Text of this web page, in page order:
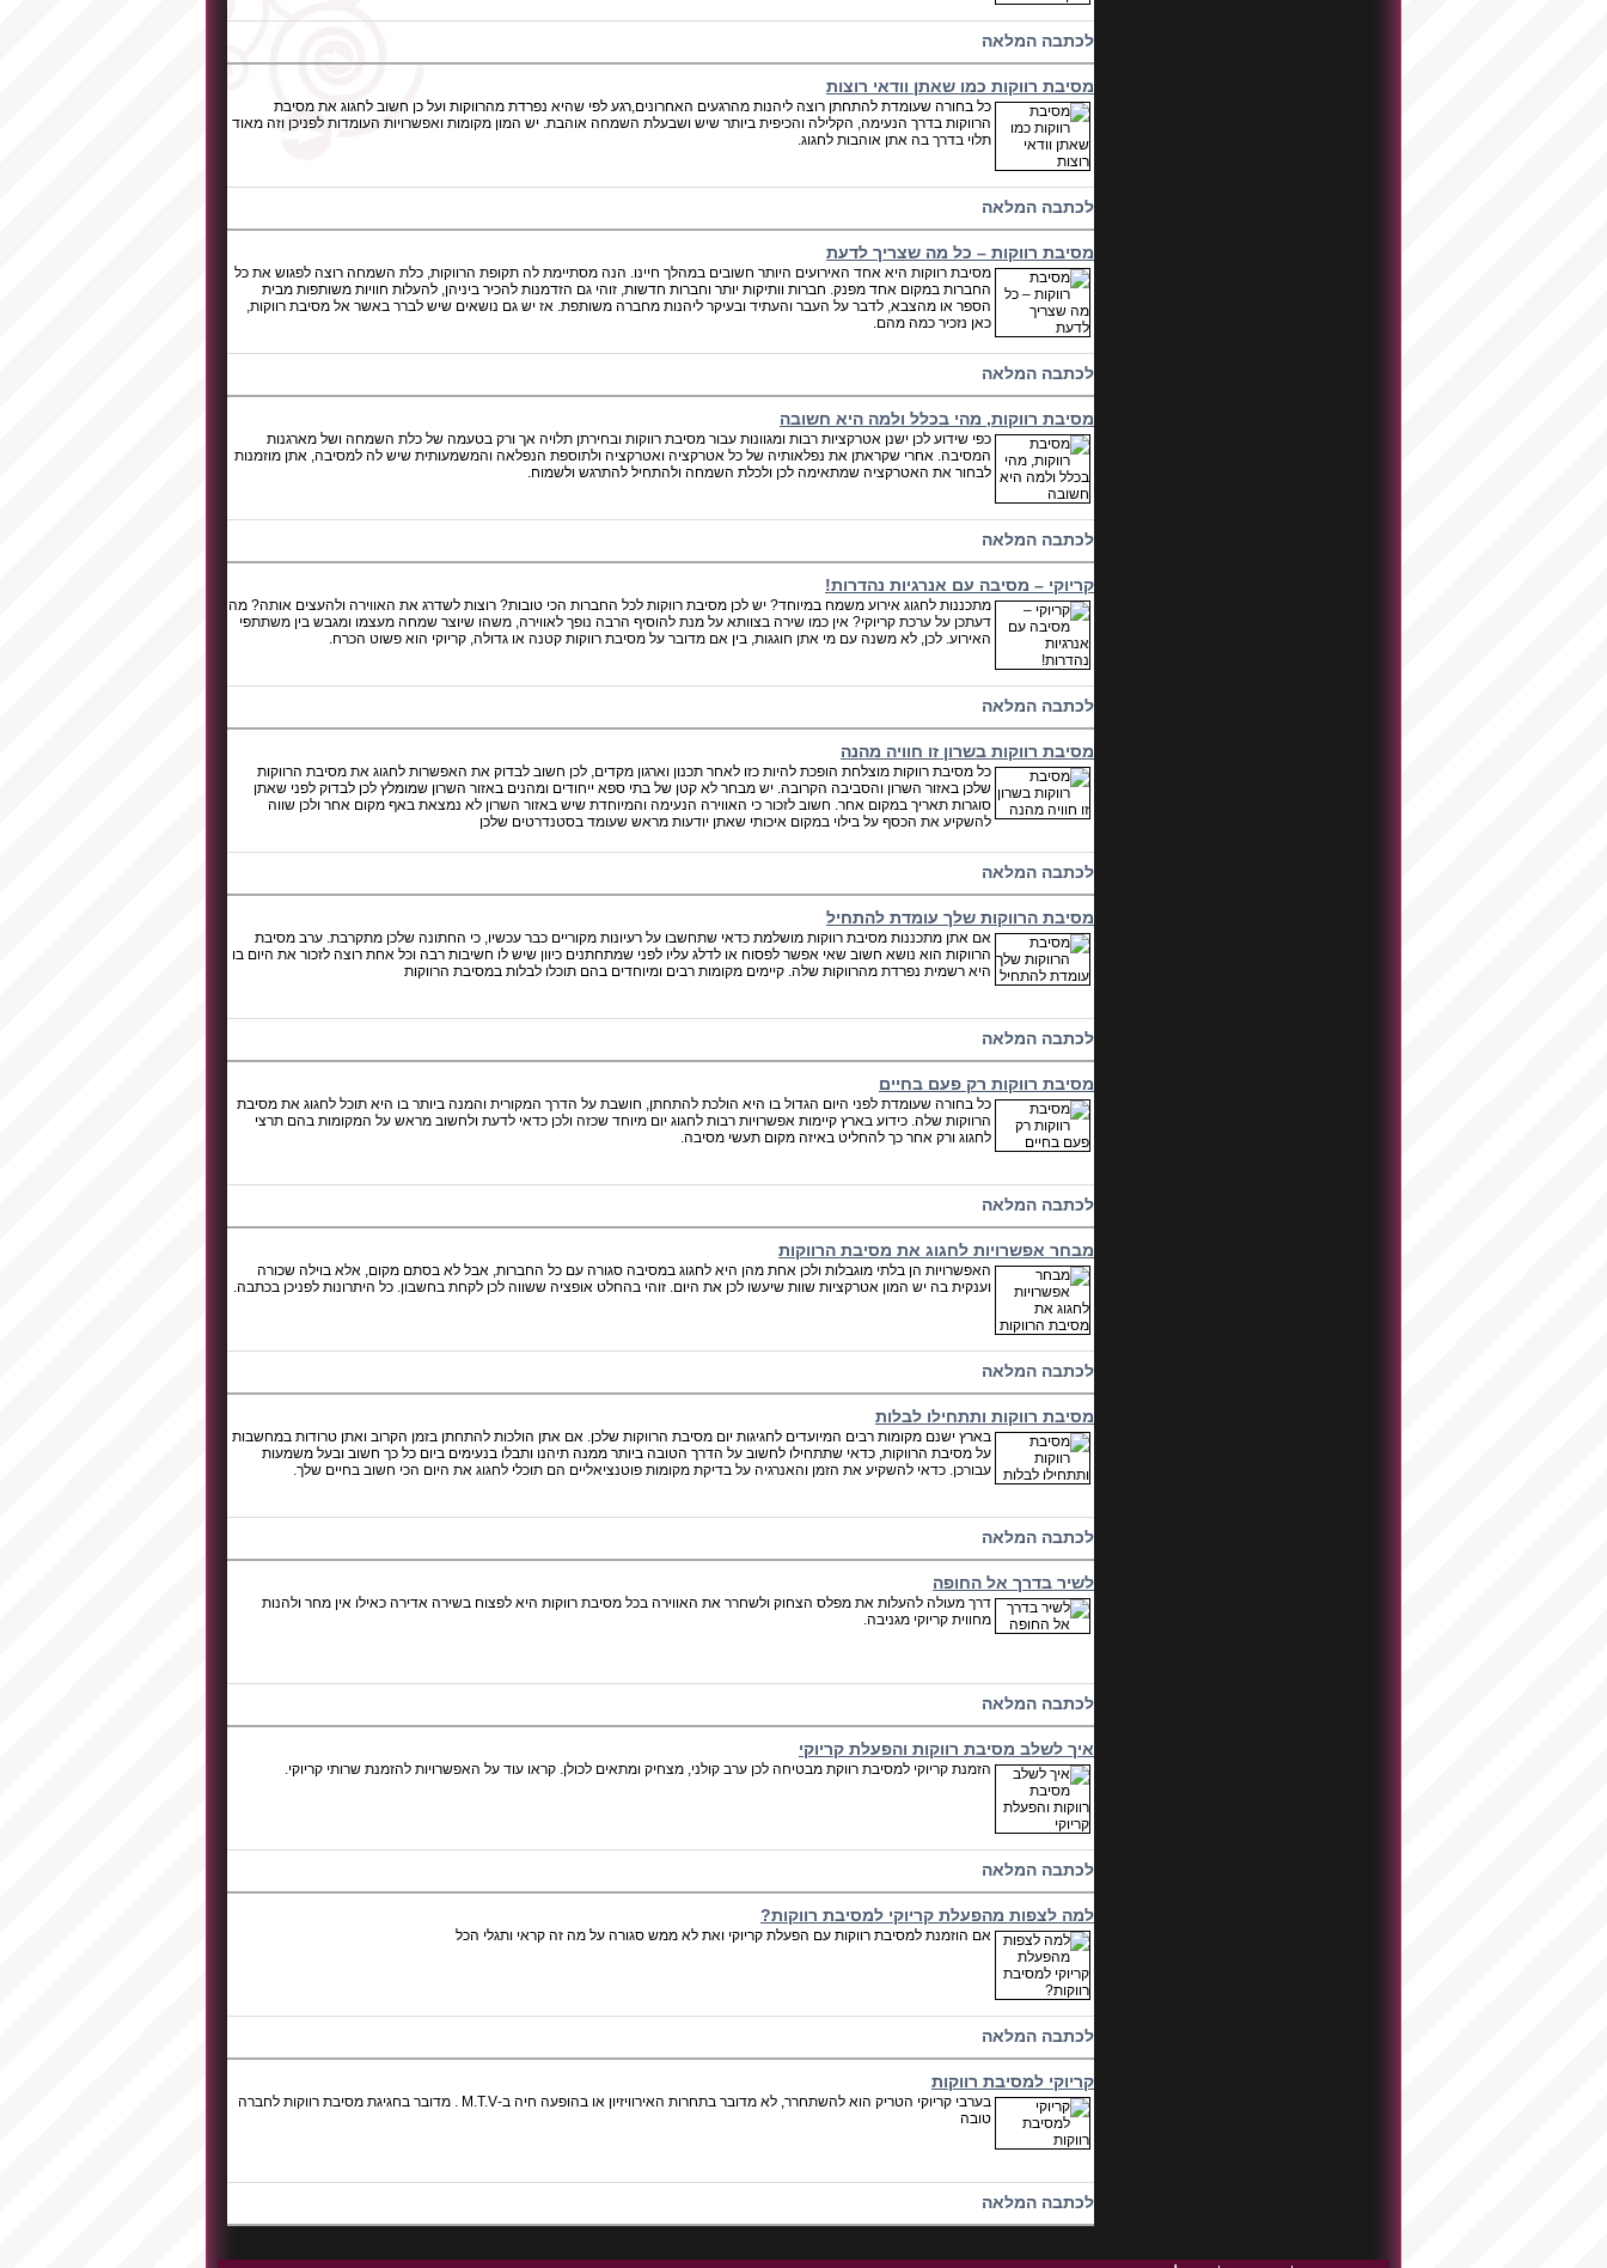
לכתבה המלאה
מסיבת רווקות כמו שאתן וודאי רוצות
כל בחורה שעומדת להתחתן רוצה ליהנות מהרגעים האחרונים,רגע לפי שהיא נפרדת מהרווקות ועל כן חשוב לחגוג את מסיבת
הרווקות בדרך הנעימה, הקלילה והכיפית ביותר שיש ושבעלת השמחה אוהבת. יש המון מקומות ואפשרויות העומדות לפניכן וזה מאוד
תלוי בדרך בה אתן אוהבות לחגוג.
לכתבה המלאה
מסיבת רווקות – כל מה שצריך לדעת
מסיבת רווקות היא אחד האירועים היותר חשובים במהלך חיינו. הנה מסתיימת לה תקופת הרווקות, כלת השמחה רוצה לפגוש את כל
החברות במקום אחד מפנק. חברות וותיקות יותר וחברות חדשות, זוהי גם הזדמנות להכיר ביניהן, להעלות חוויות משותפות מבית
הספר או מהצבא, לדבר על העבר והעתיד ובעיקר ליהנות מחברה משותפת. אז יש גם נושאים שיש לברר באשר אל מסיבת רווקות,
כאן נזכיר כמה מהם.
לכתבה המלאה
מסיבת רווקות, מהי בכלל ולמה היא חשובה
כפי שידוע לכן ישנן אטרקציות רבות ומגוונות עבור מסיבת רווקות ובחירתן תלויה אך ורק בטעמה של כלת השמחה ושל מארגנות
המסיבה. אחרי שקראתן את נפלאותיה של כל אטרקציה ואטרקציה ולתוספת הנפלאה והמשמעותית שיש לה למסיבה, אתן מוזמנות
לבחור את האטרקציה שמתאימה לכן ולכלת השמחה ולהתחיל להתרגש ולשמוח.
לכתבה המלאה
קריוקי – מסיבה עם אנרגיות נהדרות!
מתכננות לחגוג אירוע משמח במיוחד? יש לכן מסיבת רווקות לכל החברות הכי טובות? רוצות לשדרג את האווירה ולהעצים אותה? מה
דעתכן על ערכת קריוקי? אין כמו שירה בצוותא על מנת להוסיף הרבה נופך לאווירה, משהו שיוצר שמחה מעצמו ומגבש בין משתתפי
האירוע. לכן, לא משנה עם מי אתן חוגגות, בין אם מדובר על מסיבת רווקות קטנה או גדולה, קריוקי הוא פשוט הכרח.
לכתבה המלאה
מסיבת רווקות בשרון זו חוויה מהנה
כל מסיבת רווקות מוצלחת הופכת להיות כזו לאחר תכנון וארגון מקדים, לכן חשוב לבדוק את האפשרות לחגוג את מסיבת הרווקות
שלכן באזור השרון והסביבה הקרובה. יש מבחר לא קטן של בתי ספא ייחודים ומהנים באזור השרון שמומלץ לכן לבדוק לפני שאתן
סוגרות תאריך במקום אחר. חשוב לזכור כי האווירה הנעימה והמיוחדת שיש באזור השרון לא נמצאת באף מקום אחר ולכן שווה
להשקיע את הכסף על בילוי במקום איכותי שאתן יודעות מראש שעומד בסטנדרטים שלכן
לכתבה המלאה
מסיבת הרווקות שלך עומדת להתחיל
אם אתן מתכננות מסיבת רווקות מושלמת כדאי שתחשבו על רעיונות מקוריים כבר עכשיו, כי החתונה שלכן מתקרבת. ערב מסיבת
הרווקות הוא נושא חשוב שאי אפשר לפסוח או לדלג עליו לפני שמתחתנים כיוון שיש לו חשיבות רבה וכל אחת רוצה לזכור את היום בו
היא רשמית נפרדת מהרווקות שלה. קיימים מקומות רבים ומיוחדים בהם תוכלו לבלות במסיבת הרווקות
לכתבה המלאה
מסיבת רווקות רק פעם בחיים
כל בחורה שעומדת לפני היום הגדול בו היא הולכת להתחתן, חושבת על הדרך המקורית והמנה ביותר בו היא תוכל לחגוג את מסיבת
הרווקות שלה. כידוע בארץ קיימות אפשרויות רבות לחגוג יום מיוחד שכזה ולכן כדאי לדעת ולחשוב מראש על המקומות בהם תרצי
לחגוג ורק אחר כך להחליט באיזה מקום תעשי מסיבה.
לכתבה המלאה
מבחר אפשרויות לחגוג את מסיבת הרווקות
האפשרויות הן בלתי מוגבלות ולכן אחת מהן היא לחגוג במסיבה סגורה עם כל החברות, אבל לא בסתם מקום, אלא בוילה שכורה
וענקית בה יש המון אטרקציות שוות שיעשו לכן את היום. זוהי בהחלט אופציה ששווה לכן לקחת בחשבון. כל היתרונות לפניכן בכתבה.
לכתבה המלאה
מסיבת רווקות ותתחילו לבלות
בארץ ישנם מקומות רבים המיועדים לחגיגות יום מסיבת הרווקות שלכן. אם אתן הולכות להתחתן בזמן הקרוב ואתן טרודות במחשבות
על מסיבת הרווקות, כדאי שתתחילו לחשוב על הדרך הטובה ביותר ממנה תיהנו ותבלו בנעימים ביום כל כך חשוב ובעל משמעות
עבורכן. כדאי להשקיע את הזמן והאנרגיה על בדיקת מקומות פוטנציאליים הם תוכלי לחגוג את היום הכי חשוב בחיים שלך.
לכתבה המלאה
לשיר בדרך אל החופה
דרך מעולה להעלות את מפלס הצחוק ולשחרר את האווירה בכל מסיבת רווקות היא לפצוח בשירה אדירה כאילו אין מחר ולהנות
מחווית קריוקי מגניבה.
לכתבה המלאה
איך לשלב מסיבת רווקות והפעלת קריוקי
הזמנת קריוקי למסיבת רווקת מבטיחה לכן ערב קולני, מצחיק ומתאים לכולן. קראו עוד על האפשרויות להזמנת שרותי קריוקי.
לכתבה המלאה
למה לצפות מהפעלת קריוקי למסיבת רווקות?
אם הוזמנת למסיבת רווקות עם הפעלת קריוקי ואת לא ממש סגורה על מה זה קראי ותגלי הכל
לכתבה המלאה
קריוקי למסיבת רווקות
בערבי קריוקי הטריק הוא להשתחרר, לא מדובר בתחרות האירוויזיון או בהופעה חיה ב-M.T.V . מדובר בחגיגת מסיבת רווקות לחברה
טובה
לכתבה המלאה